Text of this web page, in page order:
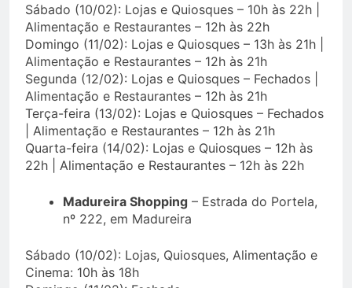
Sábado (10/02): Lojas e Quiosques – 10h às 22h |
Alimentação e Restaurantes – 12h às 22h
Domingo (11/02): Lojas e Quiosques – 13h às 21h |
Alimentação e Restaurantes – 12h às 21h
Segunda (12/02): Lojas e Quiosques – Fechados |
Alimentação e Restaurantes – 12h às 21h
Terça-feira (13/02): Lojas e Quiosques – Fechados
| Alimentação e Restaurantes – 12h às 21h
Quarta-feira (14/02): Lojas e Quiosques – 12h às
22h | Alimentação e Restaurantes – 12h às 22h
Madureira Shopping – Estrada do Portela,
nº 222, em Madureira
Sábado (10/02): Lojas, Quiosques, Alimentação e
Cinema: 10h às 18h